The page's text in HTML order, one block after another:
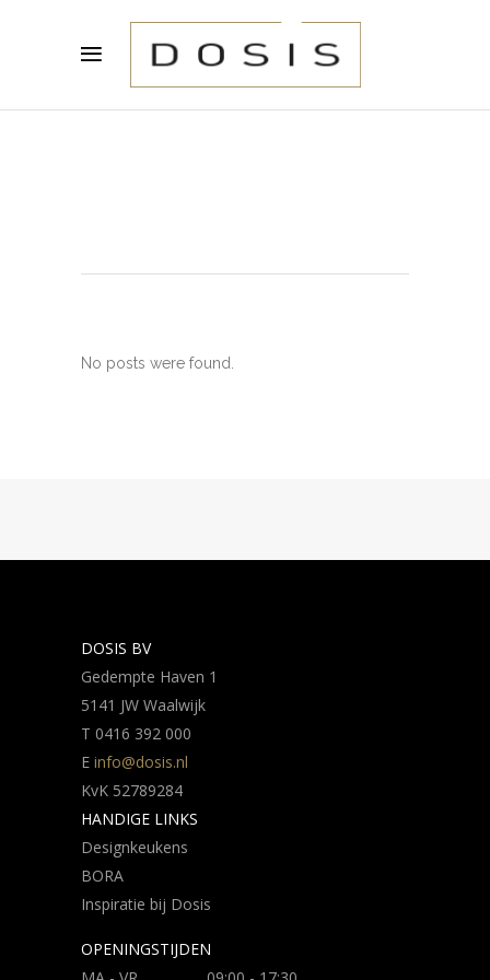
No posts were found.
DOSIS BV
Gedempte Haven 1
5141 JW Waalwijk
T 0416 392 000
E info@dosis.nl
KvK 52789284
HANDIGE LINKS
Designkeukens
BORA
Inspiratie bij Dosis
OPENINGSTIJDEN